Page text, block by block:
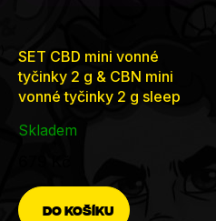
SET CBD mini vonné
tyčinky 2 g & CBN mini
vonné tyčinky 2 g sleep
Skladem
DO KOŠÍKU